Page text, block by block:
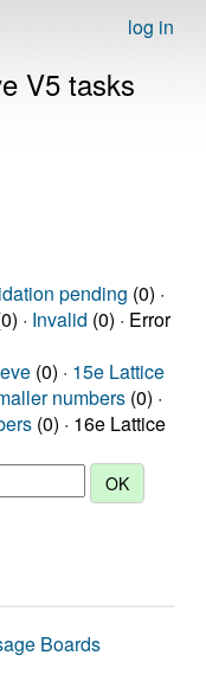
log in
V5 tasks
pending (0) ·
· Invalid (0) · Error
(0) · 15e Lattice
numbers (0) ·
(0) · 16e Lattice
Boards